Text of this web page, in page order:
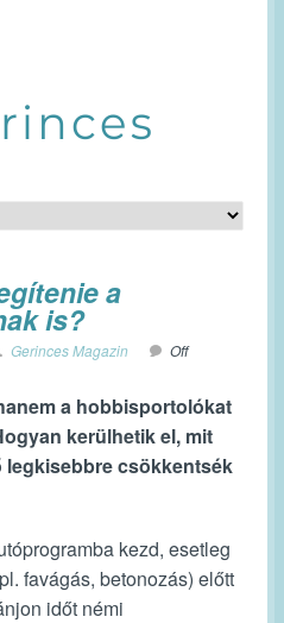
a
is?
Gerinces Magazin Off
a hobbisportolókat
kerülhetik el, mit
legkisebbre csökkentsék
kezd, esetleg
favágás, betonozás) előtt
időt némi